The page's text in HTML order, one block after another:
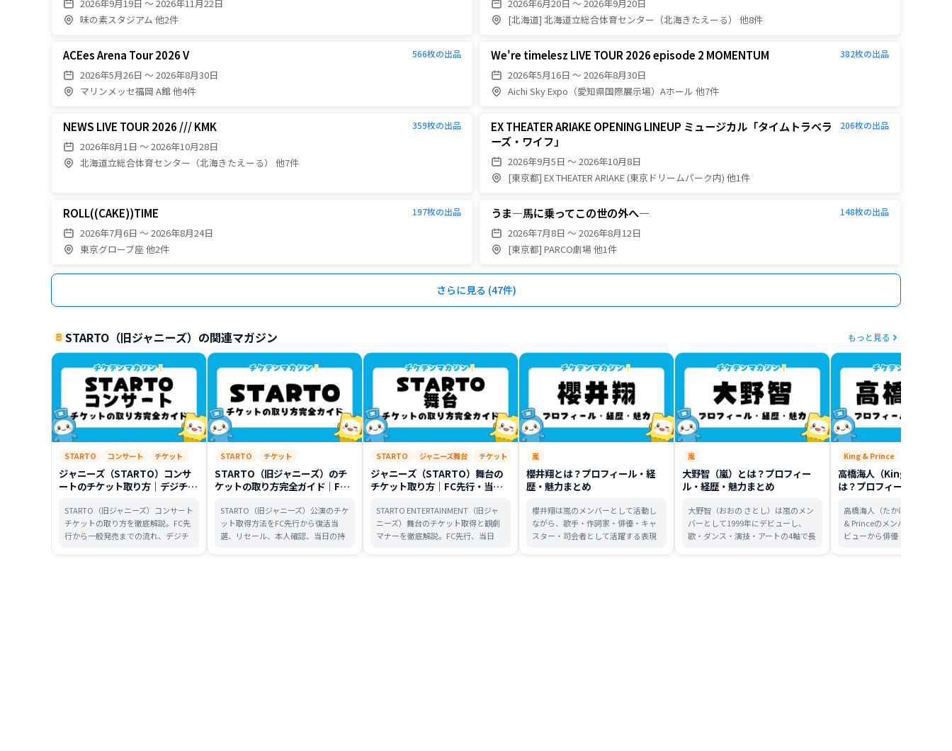
2026年9月19日 〜 2026年11月22日
味の素スタジアム 他2件
2026年6月20日 〜 2026年9月20日
[北海道] 北海道立総合体育センター（北海きたえーる） 他8件
ACEes Arena Tour 2026 V 566枚の出品
2026年5月26日 〜 2026年8月30日
マリンメッセ福岡 A館 他4件
We're timelesz LIVE TOUR 2026 episode 2 MOMENTUM 382枚の出品
2026年5月16日 〜 2026年8月30日
Aichi Sky Expo（愛知県国際展示場）Aホール 他7件
NEWS LIVE TOUR 2026 /// KMK 359枚の出品
2026年8月1日 〜 2026年10月28日
北海道立総合体育センター（北海きたえーる） 他7件
EX THEATER ARIAKE OPENING LINEUP ミュージカル「タイムトラベラ
ーズ・ワイフ」
206枚の出品
2026年9月5日 〜 2026年10月8日
[東京都] EX THEATER ARIAKE (東京ドリームパーク内) 他1件
ROLL((CAKE))TIME 197枚の出品
2026年7月6日 〜 2026年8月24日
東京グローブ座 他2件
うま―馬に乗ってこの世の外へ― 148枚の出品
2026年7月8日 〜 2026年8月12日
[東京都] PARCO劇場 他1件
さらに見る (47件)
STARTO（旧ジャニーズ）の関連マガジン もっと見る
STARTO コンサート チケット
ジャニーズ（STARTO）コンサ
ートのチケット取り方｜デジチ
STARTO（旧ジャニーズ）コンサート
チケットの取り方を徹底解説。FC先
行から一般発売までの流れ、デジチ
STARTO チケット
STARTO（旧ジャニーズ）のチ
ケットの取り方完全ガイド｜FC
STARTO（旧ジャニーズ）公演のチケ
ット取得方法をFC先行から復活当
選、リセール、本人確認、当日の持
STARTO ジャニーズ舞台 チケット
ジャニーズ（STARTO）舞台の
チケット取り方｜FC先行・当日
STARTO ENTERTAINMENT（旧ジャ
ニーズ）舞台のチケット取得と観劇
マナーを徹底解説。FC先行、当日
嵐
櫻井翔とは？プロフィール・経
歴・魅力まとめ
櫻井翔は嵐のメンバーとして活動し
ながら、歌手・作詞家・俳優・キャ
スター・司会者として活躍する表現
嵐
大野智（嵐）とは？プロフィー
ル・経歴・魅力まとめ
大野智（おおの さとし）は嵐のメン
バーとして1999年にデビューし、
歌・ダンス・演技・アートの4軸で長
King & Prince
高橋海人（King & Prince
は？プロフィール・経歴・
高橋海人（たかはしかいと）
& Princeのメンバー。2018年
ビューから俳優・ダンス・ア